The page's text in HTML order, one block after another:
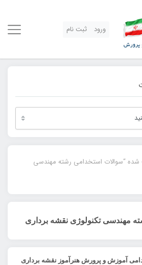
ورود ثبت نام
“سوالات استخدامی رشته مهندسی
مهندسی تکنولوژی نقشه برداری
آموزش و پرورش هنرآموز نقشه برداری